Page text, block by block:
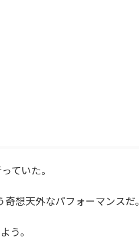
ていた。
想天外なパフォーマンスだ。
う。